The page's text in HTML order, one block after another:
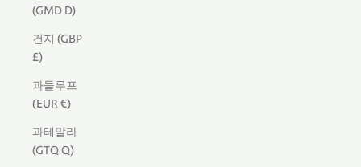
(GMD D)
건지 (GBP
£)
과들루프
(EUR €)
과테말라
(GTQ Q)